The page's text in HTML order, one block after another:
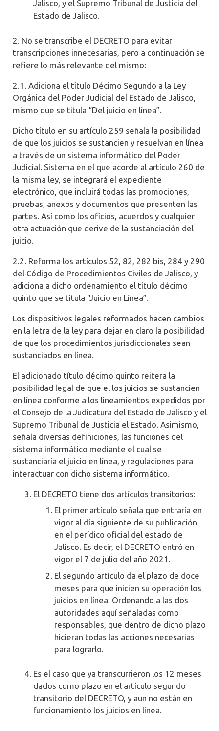
Jalisco, y el Supremo Tribunal de Justicia del
Estado de Jalisco.
2. No se transcribe el DECRETO para evitar
transcripciones innecesarias, pero a continuación se
refiere lo más relevante del mismo:
2.1. Adiciona el título Décimo Segundo a la Ley
Orgánica del Poder Judicial del Estado de Jalisco,
mismo que se titula “Del juicio en línea”.
Dicho título en su artículo 259 señala la posibilidad
de que los juicios se sustancien y resuelvan en línea
a través de un sistema informático del Poder
Judicial. Sistema en el que acorde al artículo 260 de
la misma ley, se integrará el expediente
electrónico, que incluirá todas las promociones,
pruebas, anexos y documentos que presenten las
partes. Así como los oficios, acuerdos y cualquier
otra actuación que derive de la sustanciación del
juicio.
2.2. Reforma los artículos 52, 82, 282 bis, 284 y 290
del Código de Procedimientos Civiles de Jalisco, y
adiciona a dicho ordenamiento el título décimo
quinto que se titula “Juicio en Línea”.
Los dispositivos legales reformados hacen cambios
en la letra de la ley para dejar en claro la posibilidad
de que los procedimientos jurisdiccionales sean
sustanciados en línea.
El adicionado título décimo quinto reitera la
posibilidad legal de que el los juicios se sustancien
en línea conforme a los lineamientos expedidos por
el Consejo de la Judicatura del Estado de Jalisco y el
Supremo Tribunal de Justicia el Estado. Asimismo,
señala diversas definiciones, las funciones del
sistema informático mediante el cual se
sustanciaría el juicio en línea, y regulaciones para
interactuar con dicho sistema informático.
El DECRETO tiene dos artículos transitorios:
El primer artículo señala que entraría en
vigor al día siguiente de su publicación
en el perídico oficial del estado de
Jalisco. Es decir, el DECRETO entró en
vigor el 7 de julio del año 2021.
El segundo artículo da el plazo de doce
meses para que inicien su operación los
juicios en línea. Ordenando a las dos
autoridades aquí señaladas como
responsables, que dentro de dicho plazo
hicieran todas las acciones necesarias
para lograrlo.
Es el caso que ya transcurrieron los 12 meses
dados como plazo en el artículo segundo
transitorio del DECRETO, y aun no están en
funcionamiento los juicios en línea.